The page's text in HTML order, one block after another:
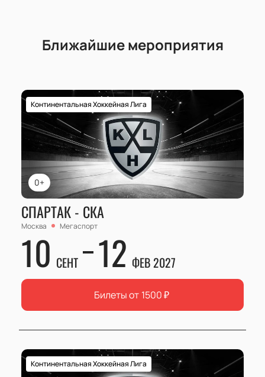
Ближайшие мероприятия
0+
Континентальная Хоккейная Лига
СПАРТАК - СКА
Москва Мегаспорт
10 СЕНТ 12 ФЕВ 2027
Билеты от 1500₽
Континентальная Хоккейная Лига